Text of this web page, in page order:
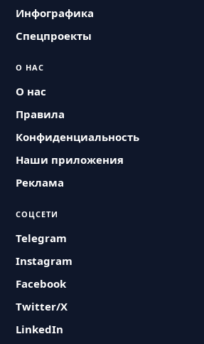
Инфографика
Спецпроекты
О НАС
О нас
Правила
Конфиденциальность
Наши приложения
Реклама
СОЦСЕТИ
Telegram
Instagram
Facebook
Twitter/X
LinkedIn